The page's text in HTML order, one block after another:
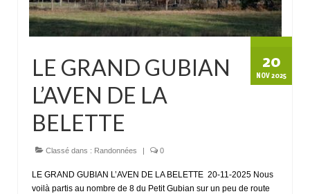
20
NOV 2025
LE GRAND GUBIAN
L’AVEN DE LA
BELETTE
Classé dans : Randonnées | 0
LE GRAND GUBIAN L’AVEN DE LA BELETTE 20-11-2025 Nous
voilà partis au nombre de 8 du Petit Gubian sur un peu de route